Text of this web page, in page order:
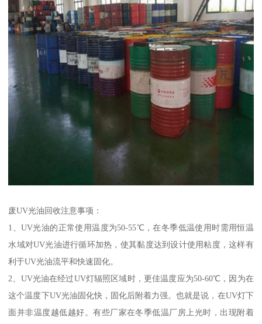
废UV光油回收注意事项：
1、UV光油的正常使用温度为50-55℃，在冬季低温使用时需用恒温
水域对UV光油进行循环加热，使其黏度达到设计使用粘度，这样有
利于UV光油流平和快速固化。
2、UV光油在经过UV灯辐照区域时，更佳温度应为50-60℃，因为在
这个温度下UV光油固化快，固化后附着力强。也就是说，在UV灯下
面并非温度越低越好。有些厂家在冬季低温厂房上光时，出现附着